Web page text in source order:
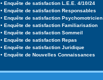
• Enquête de satisfaction L.E.E. 4/10/24
• Enquête de satisfaction Responsables
• Enquête de satisfaction Psychomotricien
• Enquête de satisfaction Familiarisation
• Enquête de satisfaction Sommeil
• Enquête de satisfaction Repas
• Enquête de satisfaction Juridique
• Enquête de Nouvelles Connaissances